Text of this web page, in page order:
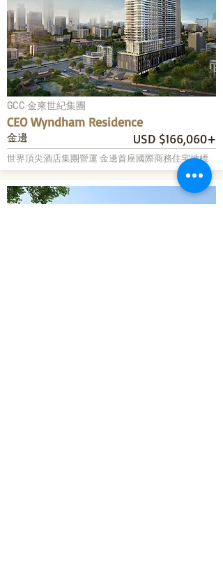
GCC 金柬世紀集團
CEO Wyndham Residence
金邊 USD $166,060+
世界頂尖酒店集團營運 金邊首座國際商務住宅地標